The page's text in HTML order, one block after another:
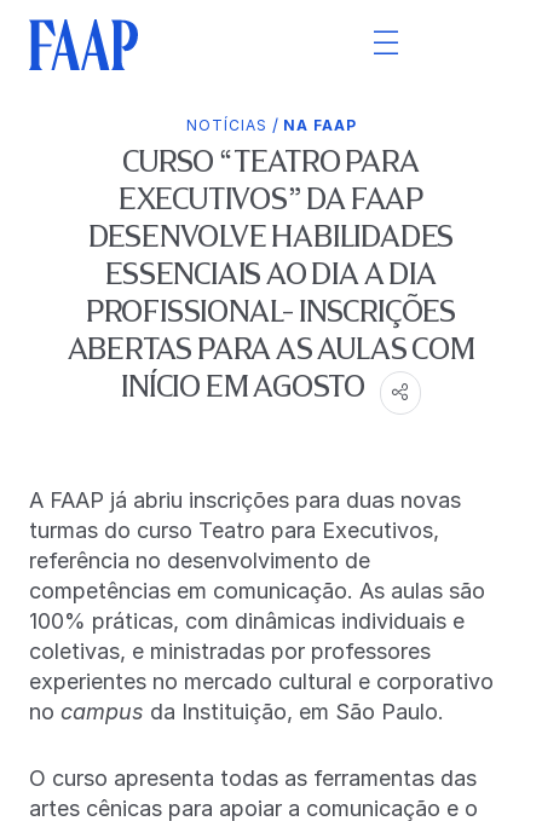
NOTÍCIAS / NA FAAP
CURSO “TEATRO PARA
EXECUTIVOS” DA FAAP
DESENVOLVE HABILIDADES
ESSENCIAIS AO DIA A DIA
PROFISSIONAL- INSCRIÇÕES
ABERTAS PARA AS AULAS COM
INÍCIO EM AGOSTO
A FAAP já abriu inscrições para duas novas
turmas do curso Teatro para Executivos,
referência no desenvolvimento de
competências em comunicação. As aulas são
100% práticas, com dinâmicas individuais e
coletivas, e ministradas por professores
experientes no mercado cultural e corporativo
no campus da Instituição, em São Paulo.
O curso apresenta todas as ferramentas das
artes cênicas para apoiar a comunicação e o